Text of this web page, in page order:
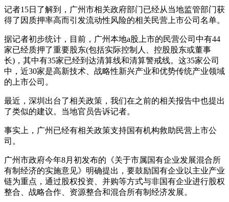
记者15日了解到，广州市相关政府部门已经从当地监管部门获
得了因质押率高而引发流动性风险的相关民营上市公司名单。
据记者初步统计，目前，广州本地a股上市的民营公司中有44
家已经质押了重要股东(包括实际控制人、控股股东或董事
长)，其中有35家已经到达清算线和清算警戒线。这35家公司
中，近30家是高新技术、战略性新兴产业和优势传统产业领域
的上市公司。
最近，深圳出台了相关政策，我们在之前的相关报告中也提出
了类似的建议。当地官员告诉记者。
事实上，广州已经有相关政策支持国有机构救助民营上市公
司。
广州市政府今年8月初发布的《关于市属国有企业发展混合所
有制经济的实施意见》明确提出，要鼓励国有企业以主业产业
链为重点，通过股权投资、并购等方式与非国有企业进行股权
整合、战略合作、资源整合和混合所有制经济发展。